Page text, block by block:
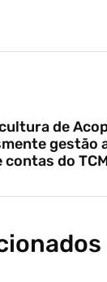
de
gestão
do